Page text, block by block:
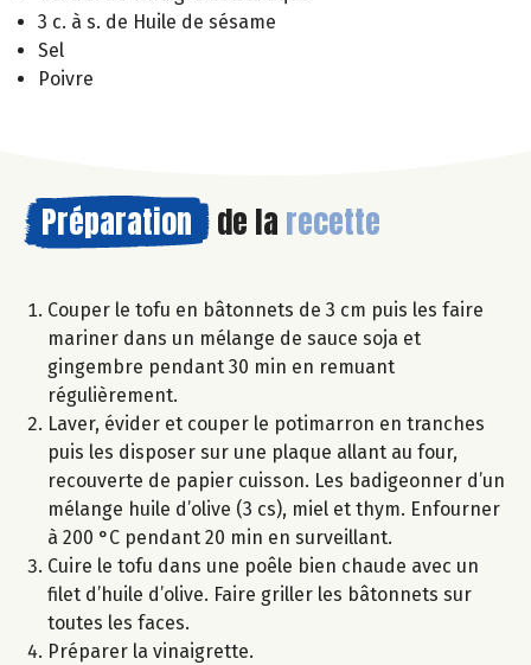
3 c. à s. de Huile de sésame
Sel
Poivre
Préparation de la recette
Couper le tofu en bâtonnets de 3 cm puis les faire
mariner dans un mélange de sauce soja et
gingembre pendant 30 min en remuant
régulièrement.
Laver, évider et couper le potimarron en tranches
puis les disposer sur une plaque allant au four,
recouverte de papier cuisson. Les badigeonner d’un
mélange huile d’olive (3 cs), miel et thym. Enfourner
à 200 °C pendant 20 min en surveillant.
Cuire le tofu dans une poêle bien chaude avec un
filet d’huile d’olive. Faire griller les bâtonnets sur
toutes les faces.
Préparer la vinaigrette.